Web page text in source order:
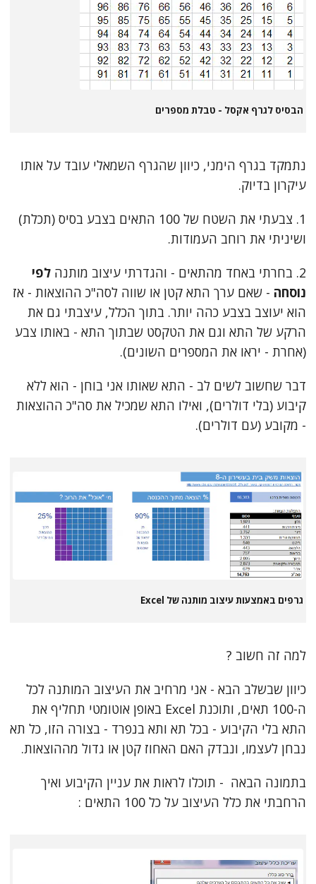
הבסיס לגרף אקסל - טבלת מספרים
נתמקד בגרף הימני, כיוון שהגרף השמאלי עובד על אותו
עיקרון בדיוק.
1. צבעתי את השטח של 100 התאים בצבע בסיס (תכלת)
ושיניתי את רוחב העמודות.
2. בחרתי באחד מהתאים - והגדרתי עיצוב מותנה
לפי
נוסחה - שאם ערך התא קטן או שווה לסה"כ ההוצאות - אז
הוא יעוצב בצבע כהה יותר. בתוך הכלל, עיצבתי גם את
הרקע של התא וגם את הטקסט שבתוך התא - באותו צבע
(אחרת - יראו את המספרים השונים).
דבר שחשוב לשים לב - התא שאותו אני בוחן - הוא ללא
קיבוע (בלי דולרים), ואילו התא שמכיל את סה"כ ההוצאות
- מקובע (עם דולרים).
גרפים באמצעות עיצוב מותנה של Excel
למה זה חשוב ?
כיוון שבשלב הבא - אני מרחיב את העיצוב המותנה לכל
ה-100 תאים, ותוכנת Excel באופן אוטומטי תחליף את
התא בלי הקיבוע - בכל תא ותא בנפרד - בצורה הזו, כל תא
נבחן לעצמו, ונבדק האם האחוז קטן או גדול מההוצאות.
בתמונה הבאה - תוכלו לראות את עניין הקיבוע ואיך
הרחבתי את כלל העיצוב על כל 100 התאים :